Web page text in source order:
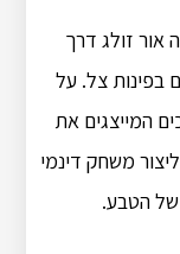
זולג דרך
בפינות צל. על
המייצגים את
משחק דינמי
של הטבע.